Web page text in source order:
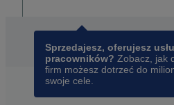
Sprzedajesz, oferujesz
pracowników? Zobacz, jak
firm możesz dotrzeć do
swoje cele.